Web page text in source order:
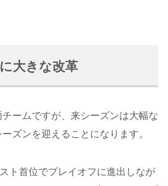
大きな改革
ームですが、来シーズンは大幅な
ズンを迎えることになります。
ト首位でプレイオフに進出しなが